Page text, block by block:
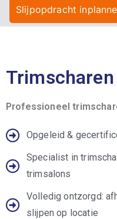
Slijpopdracht
Professioneel
Opgeleid &
Specialist in
trimsalons
Volledig ontzorgd:
slijpen op locatie